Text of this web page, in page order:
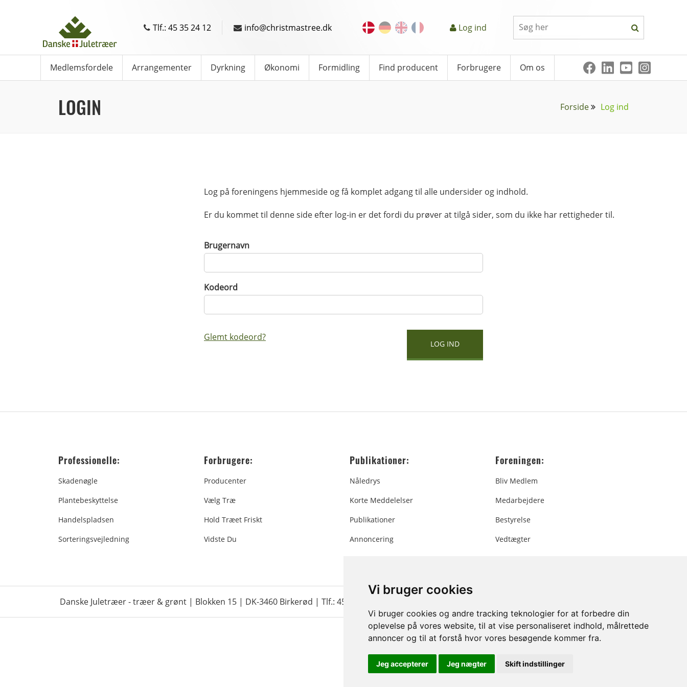
Vi bruger cookies
Vi bruger cookies og andre tracking teknologier for at forbedre din
oplevelse på vores website, til at vise personaliseret indhold, målrettede
annoncer og til at forstå hvor vores besøgende kommer fra.
Jeg accepterer Jeg nægter Skift indstillinger
Tlf.: 45 35 24 12 info@christmastree.dk Log ind
Medlemsfordele Arrangementer Dyrkning Økonomi Formidling Find producent Forbrugere Om os
LOGIN Forside Log ind
Log på foreningens hjemmeside og få komplet adgang til alle undersider og indhold.
Er du kommet til denne side efter log-in er det fordi du prøver at tilgå sider, som du ikke har rettigheder til.
Brugernavn
Kodeord
Glemt kodeord?
Professionelle:
Skadenøgle
Plantebeskyttelse
Handelspladsen
Sorteringsvejledning
Forbrugere:
Producenter
Vælg Træ
Hold Træet Friskt
Vidste Du
Publikationer:
Nåledrys
Korte Meddelelser
Publikationer
Annoncering
Foreningen:
Bliv Medlem
Medarbejdere
Bestyrelse
Vedtægter
Danske Juletræer - træer & grønt | Blokken 15 | DK-3460 Birkerød | Tlf.: 45 35 24 12